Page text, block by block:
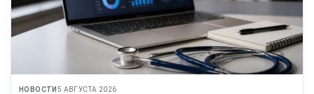
НОВОСТИ 5 АВГУСТА 2026